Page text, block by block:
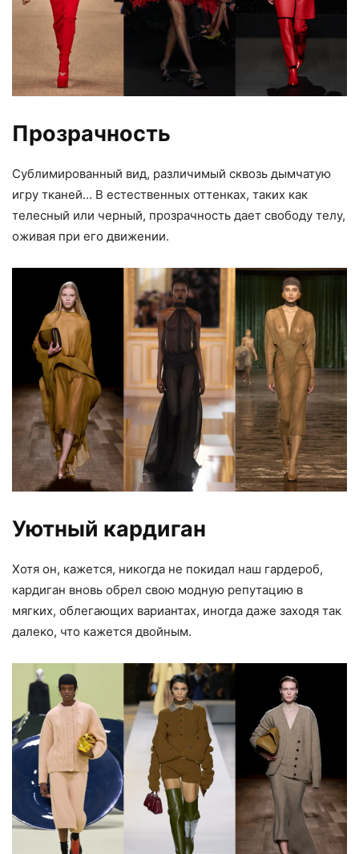
Прозрачность
Сублимированный вид, различимый сквозь дымчатую
игру тканей… В естественных оттенках, таких как
телесный или черный, прозрачность дает свободу телу,
оживая при его движении.
Уютный кардиган
Хотя он, кажется, никогда не покидал наш гардероб,
кардиган вновь обрел свою модную репутацию в
мягких, облегающих вариантах, иногда даже заходя так
далеко, что кажется двойным.